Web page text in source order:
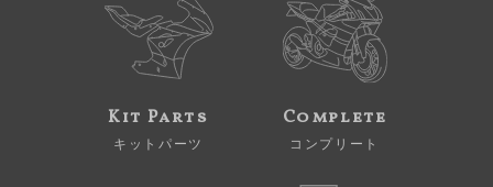
Kit Parts
キットパーツ
Complete
コンプリート